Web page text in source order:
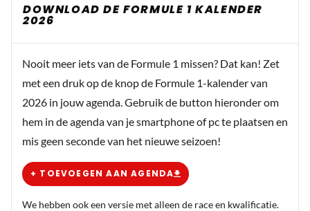
DOWNLOAD DE FORMULE 1 KALENDER
2026
Nooit meer iets van de Formule 1 missen? Dat kan! Zet
met een druk op de knop de Formule 1-kalender van
2026 in jouw agenda. Gebruik de button hieronder om
hem in de agenda van je smartphone of pc te plaatsen en
mis geen seconde van het nieuwe seizoen!
+ TOEVOEGEN AAN AGENDA
We hebben ook een versie met alleen de race en kwalificatie.